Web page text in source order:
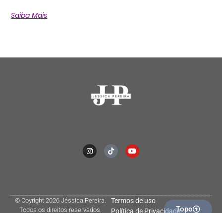
Saiba Mais
© Coyright 2026 Jéssica Pereira.
Todos os direitos reservados.
Termos de uso
Política de PrivacidadeTopo